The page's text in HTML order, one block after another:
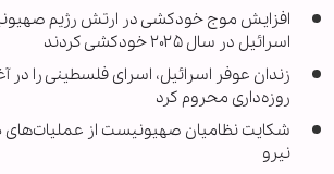
اسرائیل در سال ۲۰۲۵ خودکشی کردند
زندان عوفر اسرائیل، اسرای فلسطینی را در
روزه‌داری محروم کرد
شکایت نظامیان صهیونیست از عملیات‌های
نیرو